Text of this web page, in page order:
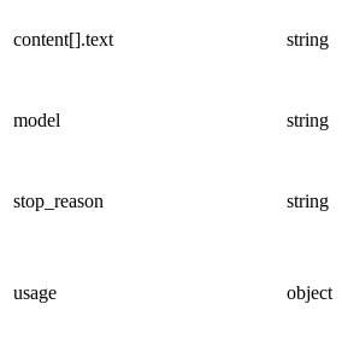
content[].text string
model string
stop_reason string
usage object